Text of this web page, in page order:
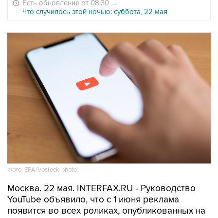
Есть обновление от 08:30 →
Что случилось этой ночью: суббота, 22 мая
Фото: EPA/Vostock-photo
Москва. 22 мая. INTERFAX.RU - Руководство
YouTube объявило, что с 1 июня реклама
появится во всех роликах, опубликованных на